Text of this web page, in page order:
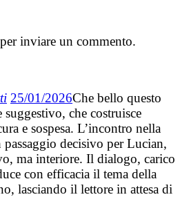
per inviare un commento.
25/01/2026Che bello questo
suggestivo, che costruisce
e sospesa. L’incontro nella
passaggio decisivo per Lucian,
ma interiore. Il dialogo, carico
con efficacia il tema della
lasciando il lettore in attesa di